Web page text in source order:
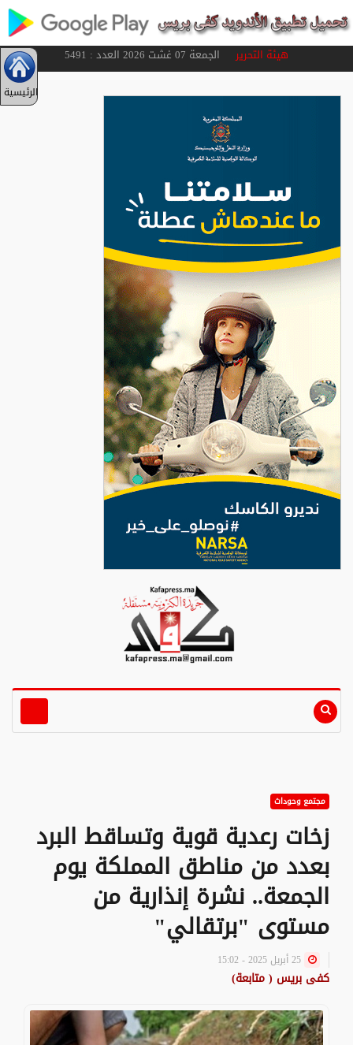
هيئة التحريرالجمعة 07 غشت 2026 العدد : 5491
الرئيسية
مجتمع وحوداث
زخات رعدية قوية وتساقط البرد
بعدد من مناطق المملكة يوم
الجمعة.. نشرة إنذارية من
مستوى "برتقالي"
كفى بريس ( متابعة)